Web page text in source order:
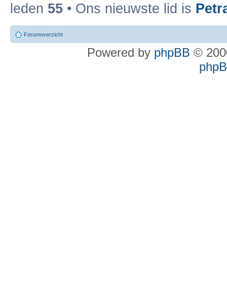
leden 55 • Ons nieuwste lid is
Forumoverzicht
Powered by phpBB ©